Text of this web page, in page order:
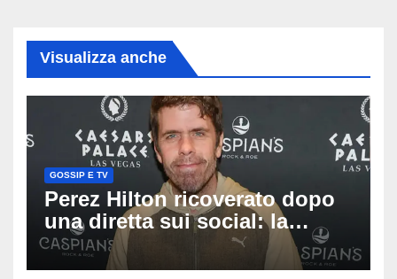
Visualizza anche
GOSSIP E TV
Perez Hilton ricoverato dopo
una diretta sui social: la
famiglia rompe il silenzio
sulle sue condizioni